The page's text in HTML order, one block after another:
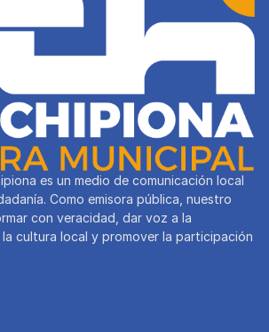
es un medio de comunicación local
Como emisora pública, nuestro
con veracidad, dar voz a la
cultura local y promover la participación